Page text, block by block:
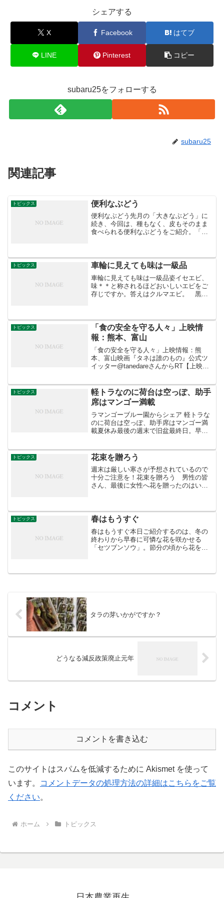
シェアする
X Facebook はてブ
LINE Pinterest コピー
subaru25をフォローする
subaru25
関連記事
トピックス 便利なぶどう
便利なぶどう先月の「大きなぶどう」に
続き、今回は、種もなく、皮もそのまま
食べられる便利なぶどうをご紹介。「グ
種登録された「瀬戸ジャイアンツ」が、
ちょうど出荷時期を迎...
トピックス 車輪に見えても味は一級品
車輪に見えても味は一級品姿イセエビ、
味＊＊と称されるほどおいしいエビをご
存じですか。答えはクルマエビ。 黒い
とともに呼び名が変わる出...
トピックス
「食の安全を守る人々」上映情
報：熊本、富山
「食の安全を守る人々」上映情報：熊
本、富山映画『タネは誰のもの』公式ツ
イッター@tanedareさんからRT【上映情
上げるお近くの方はこの機会に是非女性
の農業従事者稲穂...
トピックス
軽トラなのに荷台は空っぽ、助手
席はマンゴー満載
ラマンゴーブルー園からシェア 軽トラな
のに荷台は空っぽ、助手席はマンゴー満
載夏休み最後の週末で旧盆最終日。早朝
ターンが多い。そういう天候なので、マ
ンゴーを出しに行く時は...
トピックス 花束を贈ろう
週末は厳しい寒さが予想されているので
十分ご注意を！花束を贈ろう 男性の皆
さん、最後に女性へ花を贈ったのはいつ
も多いのではないでしょうか。近年、バ
レンタインデーに男性から...
トピックス 春はもうすぐ
春はもうすぐ本日ご紹介するのは、冬の
終わりから早春に可憐な花を咲かせる
「セツブンソウ」。節分の頃から花を咲
タラの芽いかがですか？
どうなる減反政策廃止元年
コメント
コメントを書き込む
このサイトはスパムを低減するために Akismet を使って
います。
コメントデータの処理方法の詳細はこちらをご覧
ください。
ホーム トピックス